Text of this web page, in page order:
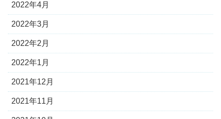
2022年4月
2022年3月
2022年2月
2022年1月
2021年12月
2021年11月